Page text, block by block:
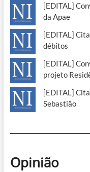
[EDITAL]
da Apae
[EDITAL]
débitos
[EDITAL]
projeto
[EDITAL]
Sebastião
Opinião